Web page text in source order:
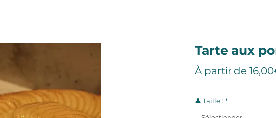
Tarte aux
À partir de
👤 Taille : *